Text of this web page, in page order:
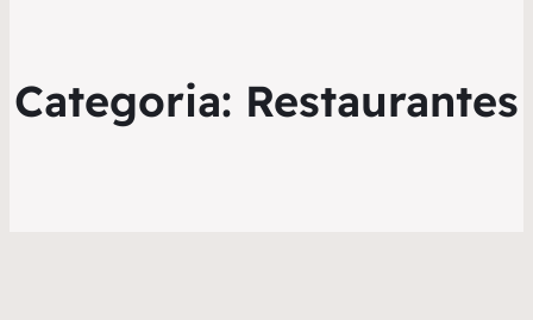
Categoria: Restaurantes